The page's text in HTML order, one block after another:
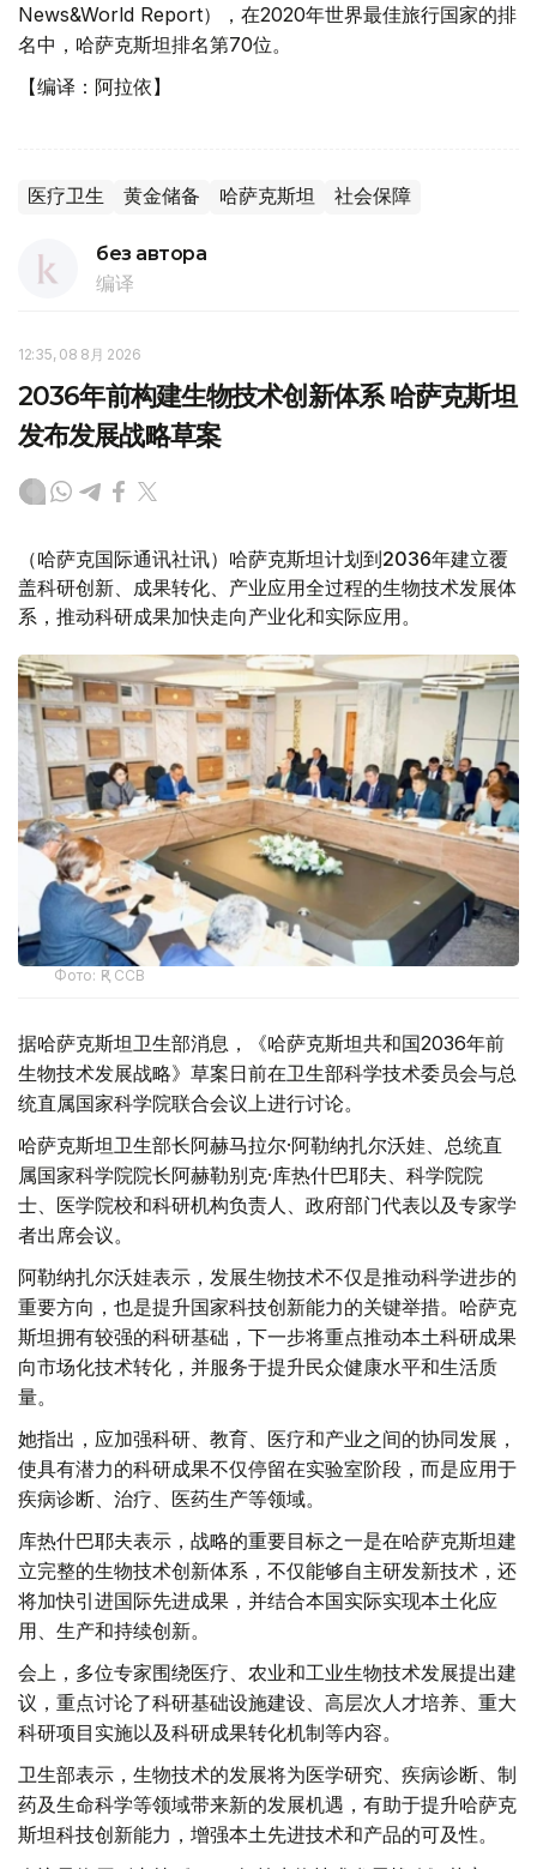
News&World Report），在2020年世界最佳旅行国家的排
名中，哈萨克斯坦排名第70位。
【编译：阿拉依】
医疗卫生 黄金储备 哈萨克斯坦 社会保障
без автора
编译
12:35, 08 8月 2026
2036年前构建生物技术创新体系 哈萨克斯坦
发布发展战略草案
（哈萨克国际通讯社讯）哈萨克斯坦计划到2036年建立覆
盖科研创新、成果转化、产业应用全过程的生物技术发展体
系，推动科研成果加快走向产业化和实际应用。
Фото: ҚР ССВ
据哈萨克斯坦卫生部消息，《哈萨克斯坦共和国2036年前
生物技术发展战略》草案日前在卫生部科学技术委员会与总
统直属国家科学院联合会议上进行讨论。
哈萨克斯坦卫生部长阿赫马拉尔·阿勒纳扎尔沃娃、总统直
属国家科学院院长阿赫勒别克·库热什巴耶夫、科学院院
士、医学院校和科研机构负责人、政府部门代表以及专家学
者出席会议。
阿勒纳扎尔沃娃表示，发展生物技术不仅是推动科学进步的
重要方向，也是提升国家科技创新能力的关键举措。哈萨克
斯坦拥有较强的科研基础，下一步将重点推动本土科研成果
向市场化技术转化，并服务于提升民众健康水平和生活质
量。
她指出，应加强科研、教育、医疗和产业之间的协同发展，
使具有潜力的科研成果不仅停留在实验室阶段，而是应用于
疾病诊断、治疗、医药生产等领域。
库热什巴耶夫表示，战略的重要目标之一是在哈萨克斯坦建
立完整的生物技术创新体系，不仅能够自主研发新技术，还
将加快引进国际先进成果，并结合本国实际实现本土化应
用、生产和持续创新。
会上，多位专家围绕医疗、农业和工业生物技术发展提出建
议，重点讨论了科研基础设施建设、高层次人才培养、重大
科研项目实施以及科研成果转化机制等内容。
卫生部表示，生物技术的发展将为医学研究、疾病诊断、制
药及生命科学等领域带来新的发展机遇，有助于提升哈萨克
斯坦科技创新能力，增强本土先进技术和产品的可及性。